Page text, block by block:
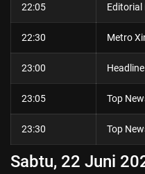
22:05 Editorial
22:30 Metro
23:00
23:05 Top
23:30 Top
Sabtu, 22 Juni